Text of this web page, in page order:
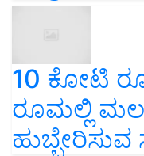
10 ಕೋಟಿ
ರೂಮಲ್ಲಿ